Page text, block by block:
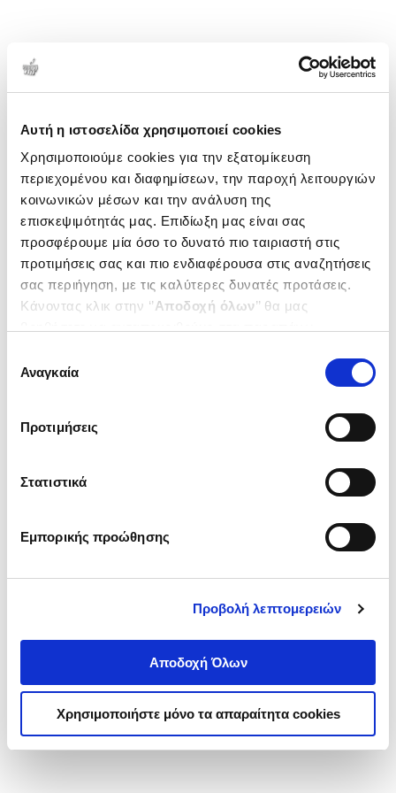
Αυτή η ιστοσελίδα χρησιμοποιεί cookies
Χρησιμοποιούμε cookies για την εξατομίκευση
περιεχομένου και διαφημίσεων, την παροχή λειτουργιών
κοινωνικών μέσων και την ανάλυση της
επισκεψιμότητάς μας. Επιδίωξη μας είναι σας
προσφέρουμε μία όσο το δυνατό πιο ταιριαστή στις
προτιμήσεις σας και πιο ενδιαφέρουσα στις αναζητήσεις
σας περιήγηση, με τις καλύτερες δυνατές προτάσεις.
Κάνοντας κλικ στην ‘’Αποδοχή όλων’’ θα μας
ενδιαφέρουν και να επιλέξετε από τα παρακάτω με την
΄΄και να ενημερωθείτε σχετικά με
συγκατάθεσης
Αναγκαία
Προτιμήσεις
Στατιστικά
Εμπορικής προώθησης
Προβολή λεπτομερειών
Αποδοχή Όλων
Χρησιμοποιήστε μόνο τα απαραίτητα cookies